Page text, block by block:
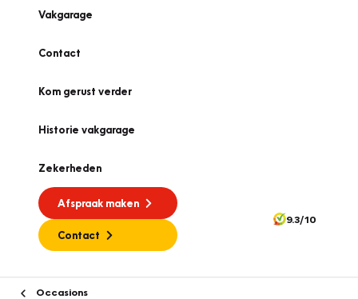
Vakgarage
Contact
Kom gerust verder
Historie vakgarage
Zekerheden
Afspraak maken
Contact
9.3/10
Occasions